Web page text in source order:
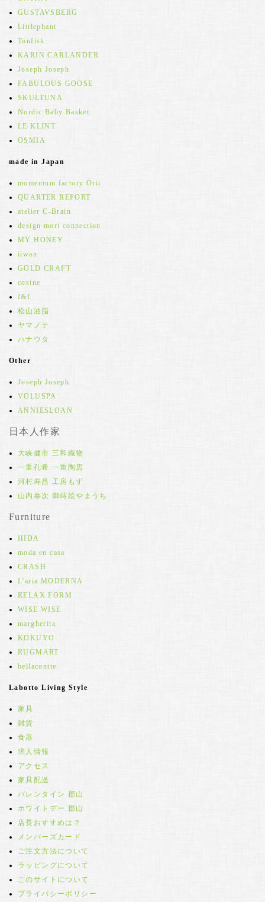
GUSTAVSBERG
Littlephant
Tonfisk
KARIN CARLANDER
Joseph Joseph
FABULOUS GOOSE
SKULTUNA
Nordic Baby Basket
LE KLINT
OSMIA
made in Japan
momentum factory Orii
QUARTER REPORT
atelier C-Brain
design mori connection
MY HONEY
iiwan
GOLD CRAFT
cosine
f&f
松山油脂
ヤマノテ
ハナウタ
Other
Joseph Joseph
VOLUSPA
ANNIESLOAN
日本人作家
大峡健市 三和織物
一重孔希 一重陶房
河村寿昌 工房もず
山内泰次 御蒔絵やまうち
Furniture
HIDA
moda en casa
CRASH
L'aria MODERNA
RELAX FORM
WISE WISE
margherita
KOKUYO
RUGMART
bellacontte
Labotto Living Style
家具
雑貨
食器
求人情報
アクセス
家具配送
バレンタイン 郡山
ホワイトデー 郡山
店長おすすめは？
メンバーズカード
ご注文方法について
ラッピングについて
このサイトについて
プライバシーポリシー